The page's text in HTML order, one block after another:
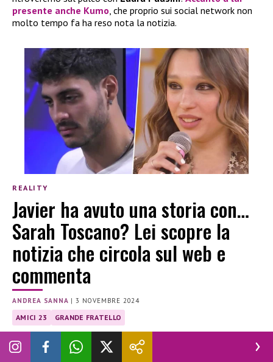
presente anche Kumo , che proprio sui social network non
molto tempo fa ha reso nota la notizia.
REALITY
Javier ha avuto una storia con…
Sarah Toscano? Lei scopre la
notizia che circola sul web e
commenta
ANDREA SANNA |3 NOVEMBRE 2024
AMICI 23 GRANDE FRATELLO
Cosa sappiamo sul pettegolezzo circolato sui social legato a
Javier Martinez e Sarah Toscano